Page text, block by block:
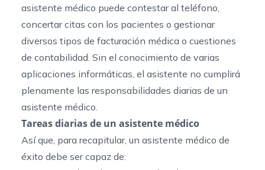
asistente médico puede contestar al teléfono,
concertar citas con los pacientes o gestionar
diversos tipos de facturación médica o cuestiones
de contabilidad. Sin el conocimiento de varias
aplicaciones informáticas, el asistente no cumplirá
plenamente las responsabilidades diarias de un
asistente médico.
Tareas diarias de un asistente médico
Así que, para recapitular, un asistente médico de
éxito debe ser capaz de: